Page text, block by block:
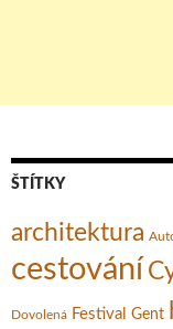
ŠTÍTKY
architektura
cestování
Dovolená Festival Gent